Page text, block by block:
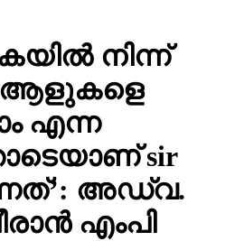
നിന്ന്
ആളുകളെ
എന്ന
sir
അഡ്വ.
എംപി